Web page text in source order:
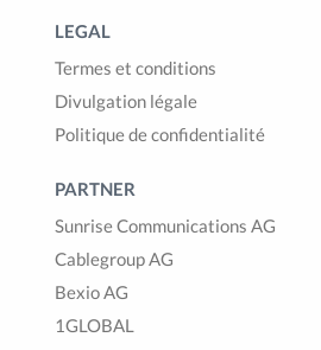
LEGAL
Termes et conditions
Divulgation légale
Politique de confidentialité
PARTNER
Sunrise Communications AG
Cablegroup AG
Bexio AG
1GLOBAL